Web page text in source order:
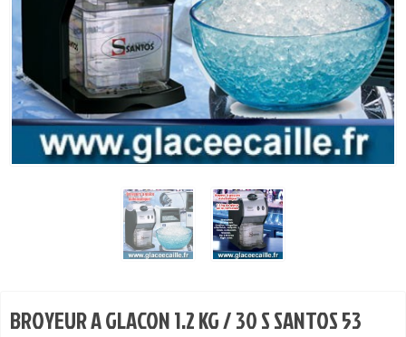
BROYEUR A GLACON 1.2 KG / 30 S SANTOS 53